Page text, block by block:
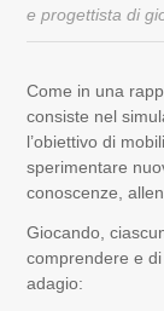
e progettista di
Come in una
consiste nel
l’obiettivo di
sperimentare
conoscenze,
Giocando,
comprendere e
adagio: